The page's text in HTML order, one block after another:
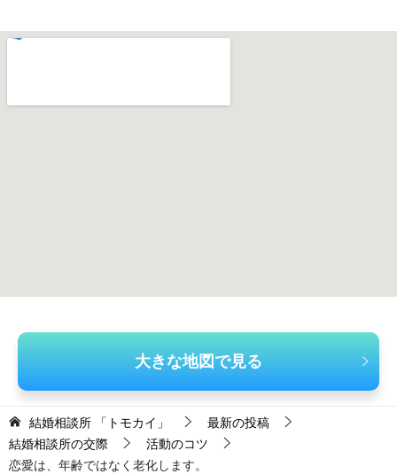
大きな地図で見る
結婚相談所 「トモカイ」
最新の投稿
結婚相談所の交際
活動のコツ
恋愛は、年齢ではなく老化します。